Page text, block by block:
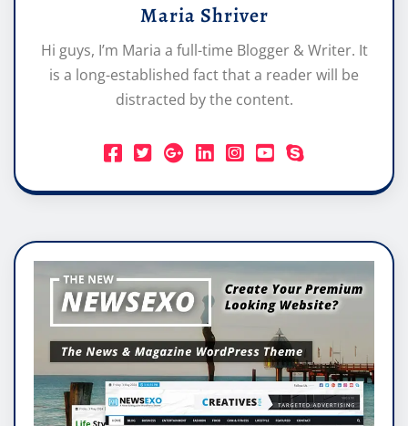
Maria Shriver
Hi guys, I’m Maria a full-time Blogger & Writer. It
is a long-established fact that a reader will be
distracted by the content.